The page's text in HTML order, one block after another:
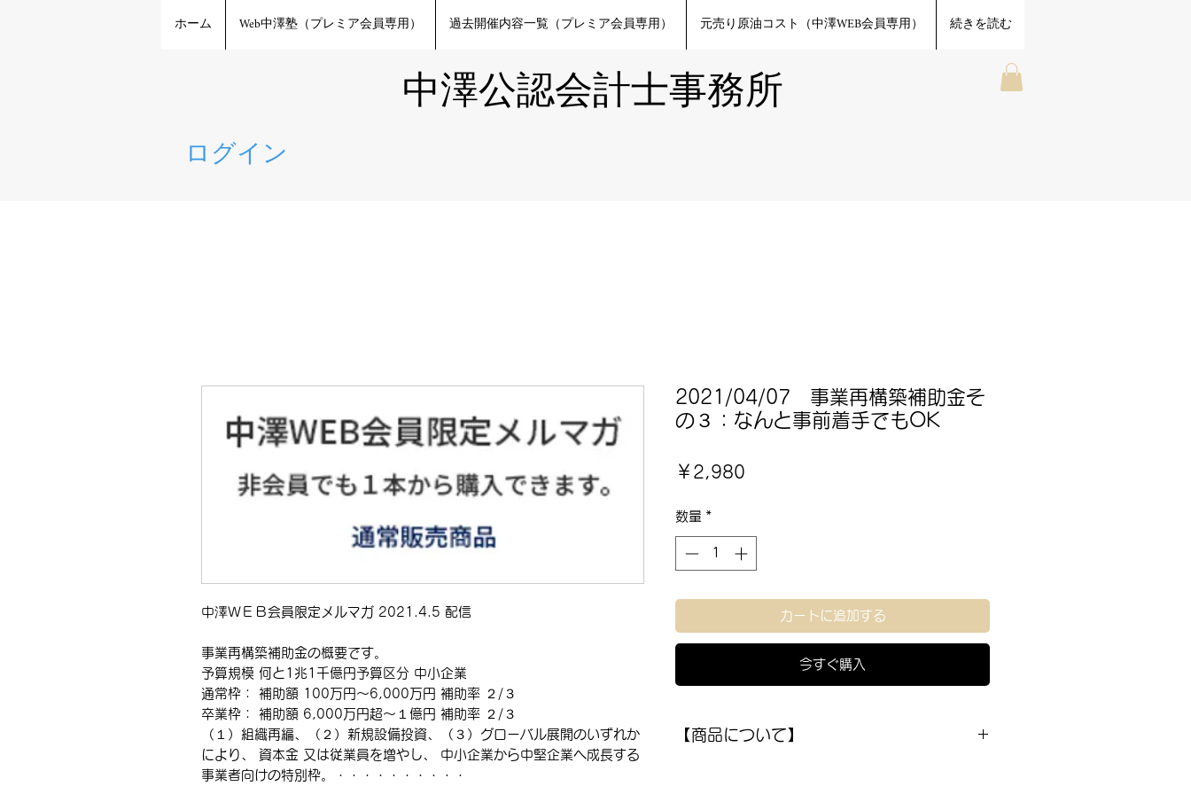
​中澤公認会計士事務所
ログイン
ホーム Web中澤塾（プレミア会員専用） 過去開催内容一覧（プレミア会員専用） 元売り原油コスト（中澤WEB会員専用） 続きを読む
中澤ＷＥＢ会員限定メルマガ 2021.4.5 配信
事業再構築補助金の概要です。
予算規模 何と1兆1千億円予算区分 中小企業
通常枠： 補助額 100万円～6,000万円 補助率 ２/３
卒業枠： 補助額 6,000万円超～１億円 補助率 ２/３
（１）組織再編、（２）新規設備投資、（３）グローバル展開のいずれか
により、 資本金 又は従業員を増やし、 中小企業から中堅企業へ成長する
事業者向けの特別枠。・・・・・・・・・・
2021/04/07 事業再構築補助金そ
の３：なんと事前着手でもOK
￥2,980
数量 *
カートに追加する
今すぐ購入
【商品について】